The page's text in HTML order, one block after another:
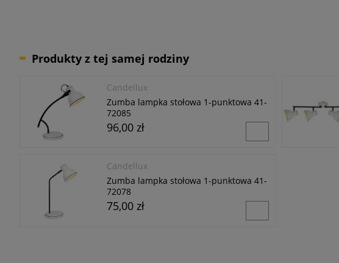
Produkty z tej samej rodziny
Candellux
Zumba lampka stołowa 1-punktowa 41-
72085
96,00 zł
Candellux
Zumba lampka stołowa 1-punktowa 41-
72078
75,00 zł